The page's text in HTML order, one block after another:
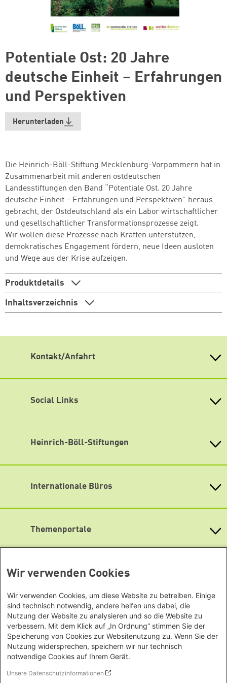
Potentiale Ost: 20 Jahre
deutsche Einheit – Erfahrungen
und Perspektiven
Herunterladen
Die Heinrich-Böll-Stiftung Mecklenburg-Vorpommern hat in
Zusammenarbeit mit anderen ostdeutschen
Landesstiftungen den Band “Potentiale Ost. 20 Jahre
deutsche Einheit – Erfahrungen und Perspektiven” heraus
gebracht, der Ostdeutschland als ein Labor wirtschaftlicher
und gesellschaftlicher Transformationsprozesse zeigt.
Wir wollen diese Prozesse nach Kräften unterstützen,
demokratisches Engagement fördern, neue Ideen ausloten
und Wege aus der Krise aufzeigen.
Produktdetails
Inhaltsverzeichnis
Kontakt/Anfahrt
Friedrichstraße 23, 18057 Rostock
Projektsachbearbeiterin:Angelika Goepel
E-Mail:post@boell-mv.de
Lageplan
Social Links
Instagram
Heinrich-Böll-Stiftungen
Heinrich-Böll-Stiftungen in den
Baden-Württemberg
Brandenburg
Hamburg
Mecklenburg-Vorpommern
Niedersachsen
Nordrhein-Westfalen
Rheinland-Pfalz
Saarland
Sachsen
Sachsen-Anhalt
Internationale Büros
Büro Neu-Delhi - Indien
Büro Seoul - Ostasien | Globaler
Afrika
Büro Horn von Afrika -
Somalia/Somaliland, Sudan,
Büro Nairobi - Kenia, Uganda,
Tansania
Büro Abuja - Nigeria
Themenportale
KommunalWiki
Grüne Akademie
Gunda-Werner-Institut
Archiv Grünes Gedächtnis
Studienwerk
Mediatheken
Info Hub Plastic
Antifeminismus begegnen
Gender Mediathek
Grüne Websites
Bündnis 90 / Die Grünen
Bundestagsfraktion
European Greens
Green European Foundation
Wir verwenden Cookies
Wir verwenden Cookies, um diese Website zu betreiben. Einige
sind technisch notwendig, andere helfen uns dabei, die
Nutzung der Website zu analysieren und so die Website zu
verbessern. Mit dem Klick auf „In Ordnung“ stimmen Sie der
Speicherung von Cookies zur Websitenutzung zu. Wenn Sie der
Nutzung widersprechen, speichern wir nur technisch
notwendige Cookies auf Ihrem Gerät.
Unsere Datenschutzinformationen